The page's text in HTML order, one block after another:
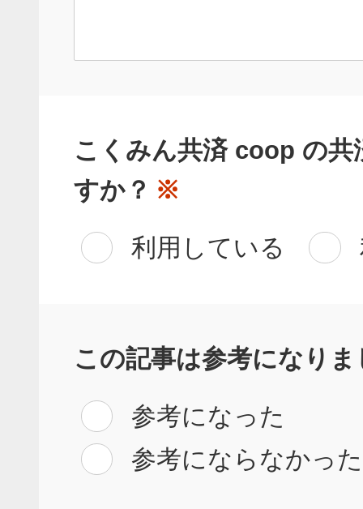
こくみん共済 coop の共
すか？ ※
利用している
この記事は参考になり
参考になった
参考にならなかった